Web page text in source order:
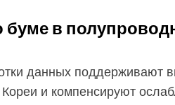
в
данных поддерживают
и компенсируют